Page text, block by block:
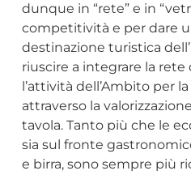
dunque in “rete” e in
competitività e per dare
destinazione turistica
riuscire a integrare la rete
l’attività dell’Ambito per
attraverso la
tavola. Tanto più che le
sia sul fronte
e birra, sono sempre più